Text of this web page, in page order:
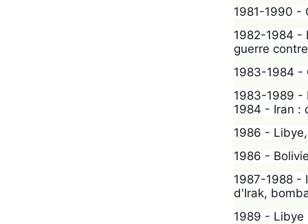
1981-1990 -
1982-1984 -
guerre
1983-1984 -
1983-1989 -
1984 - Iran :
1986 -
1986 -
1987-1988 -
d'Irak,
1989 - Libye